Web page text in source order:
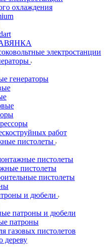
охлаждения
электростанции
генераторы
работ
пистолеты
пистолеты
пистолеты
пистолеты
и дюбели
патроны и дюбели
патроны
газовых пистолетов
дереву